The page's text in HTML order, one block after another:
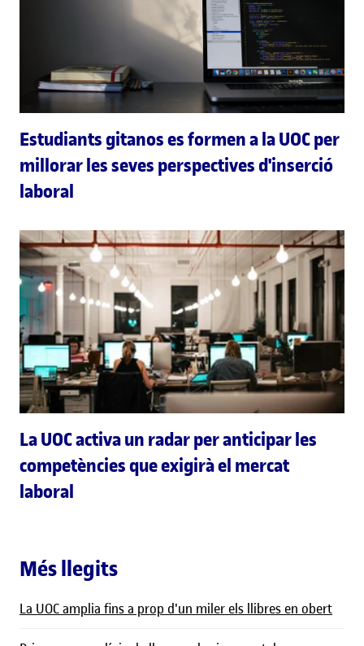
Estudiants gitanos es formen a la UOC per
millorar les seves perspectives d'inserció
laboral
La UOC activa un radar per anticipar les
competències que exigirà el mercat
laboral
Més llegits
La UOC amplia fins a prop d'un miler els llibres en obert